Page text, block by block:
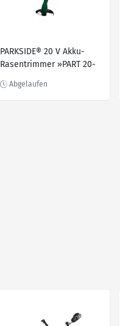
PARKSIDE® 20 V Akku-
Rasentrimmer »PART 20-
Ladegerät